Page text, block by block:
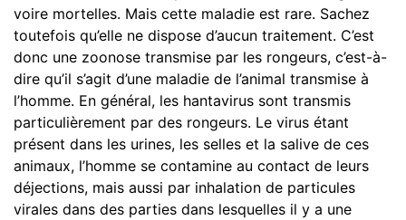
voire mortelles. Mais cette maladie est rare. Sachez
toutefois qu’elle ne dispose d’aucun traitement. C’est
donc une zoonose transmise par les rongeurs, c’est-à-
dire qu’il s’agit d’une maladie de l’animal transmise à
l’homme. En général, les hantavirus sont transmis
particulièrement par des rongeurs. Le virus étant
présent dans les urines, les selles et la salive de ces
animaux, l’homme se contamine au contact de leurs
déjections, mais aussi par inhalation de particules
virales dans des parties dans lesquelles il y a une